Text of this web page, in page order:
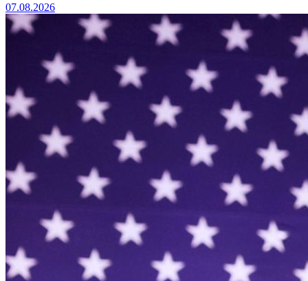
07.08.2026